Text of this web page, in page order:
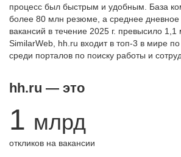
процесс был быстрым и удобным. База
более 80 млн резюме, а среднее дневное
вакансий в течение 2025 г. превысило
SimilarWeb, hh.ru входит в топ-3 в мире
среди порталов по поиску работы и
hh.ru — это
1 млрд
откликов на вакансии